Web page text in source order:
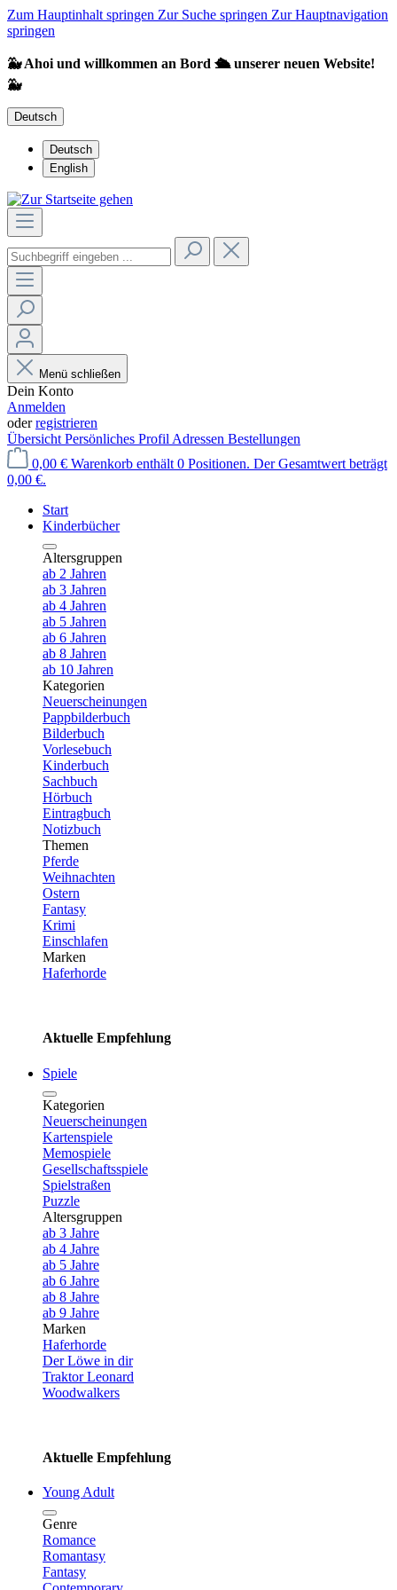
Zum Hauptinhalt springen Zur Suche springen Zur Hauptnavigation
springen
🐳 Ahoi und willkommen an Bord 🛳️ unserer neuen Website!
🐳
Deutsch
Deutsch
English
Menü schließen
Dein Konto
Anmelden
oderregistrieren
Übersicht Persönliches Profil Adressen Bestellungen
0,00 € Warenkorb enthält 0 Positionen. Der Gesamtwert beträgt
0,00 €.
Start
Kinderbücher
Altersgruppen
ab 2 Jahren
ab 3 Jahren
ab 4 Jahren
ab 5 Jahren
ab 6 Jahren
ab 8 Jahren
ab 10 Jahren
Kategorien
Neuerscheinungen
Pappbilderbuch
Bilderbuch
Vorlesebuch
Kinderbuch
Sachbuch
Hörbuch
Eintragbuch
Notizbuch
Themen
Pferde
Weihnachten
Ostern
Fantasy
Krimi
Einschlafen
Marken
Haferhorde
Aktuelle Empfehlung
Spiele
Kategorien
Neuerscheinungen
Kartenspiele
Memospiele
Gesellschaftsspiele
Spielstraßen
Puzzle
Altersgruppen
ab 3 Jahre
ab 4 Jahre
ab 5 Jahre
ab 6 Jahre
ab 8 Jahre
ab 9 Jahre
Marken
Haferhorde
Der Löwe in dir
Traktor Leonard
Woodwalkers
Aktuelle Empfehlung
Young Adult
Genre
Romance
Romantasy
Fantasy